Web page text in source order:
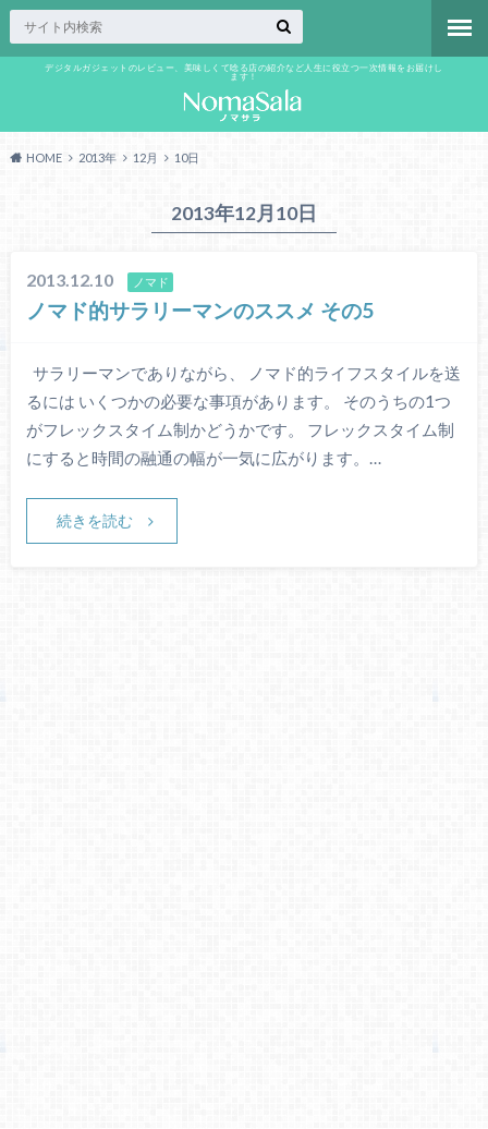
デジタルガジェットのレビュー、美味しくて唸る店の紹介など人生に役立つ一次情報をお届けし
ます！
HOME 2013年 12月 10日
2013年12月10日
2013.12.10 ノマド
ノマド的サラリーマンのススメ その5
サラリーマンでありながら、 ノマド的ライフスタイルを送
るには いくつかの必要な事項があります。 そのうちの1つ
がフレックスタイム制かどうかです。 フレックスタイム制
にすると時間の融通の幅が一気に広がります。…
続きを読む